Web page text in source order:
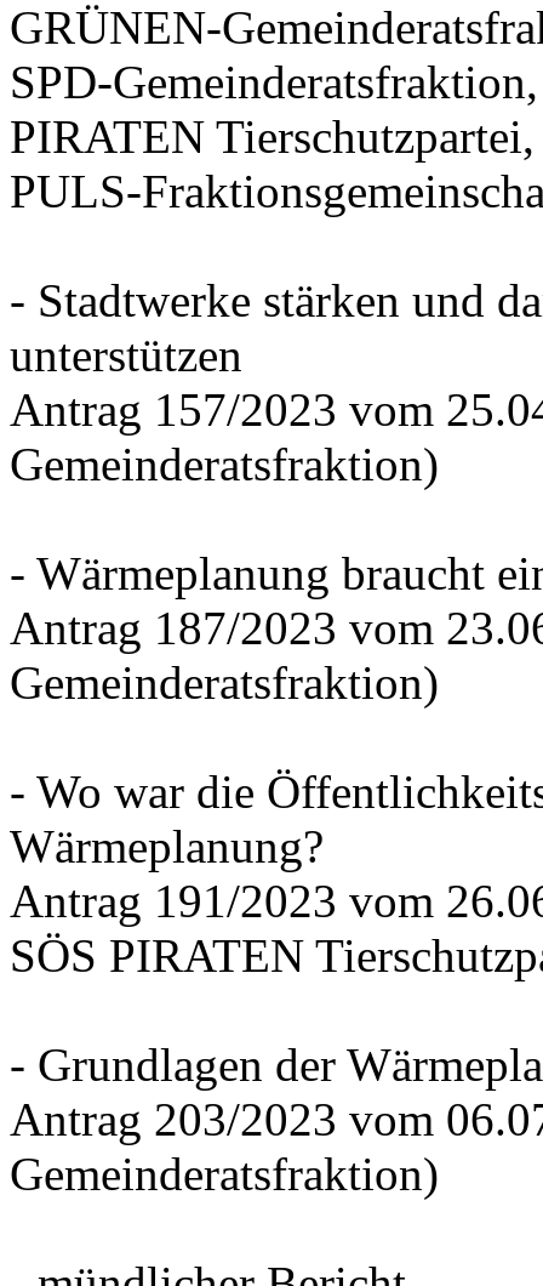
GRÜNEN-
SPD-
PIRATEN Tierschutzpartei,
PULS-
- Stadtwerke stärken und
unterstützen
Antrag 157/2023 vom
Gemeinderatsfraktion)
- Wärmeplanung braucht
Antrag 187/2023 vom
Gemeinderatsfraktion)
- Wo war die
Wärmeplanung?
Antrag 191/2023 vom
SÖS PIRATEN
- Grundlagen der
Antrag 203/2023 vom
Gemeinderatsfraktion)